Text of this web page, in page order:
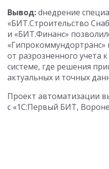
Вывод:dнедрение
«БИТ.Строительство
и «БИТ.Финанс»
«Гипрокоммундортранс»
от разрозненного учета
системе, где решения
актуальных и точных
Проект автоматизации
с «1С:Первый БИТ,